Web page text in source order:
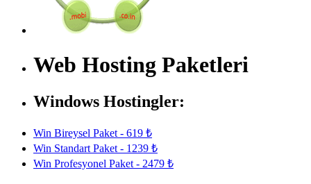
Web Hosting Paketleri
Windows Hostingler:
Win Bireysel Paket - 619 ₺
Win Standart Paket - 1239 ₺
Win Profesyonel Paket - 2479 ₺